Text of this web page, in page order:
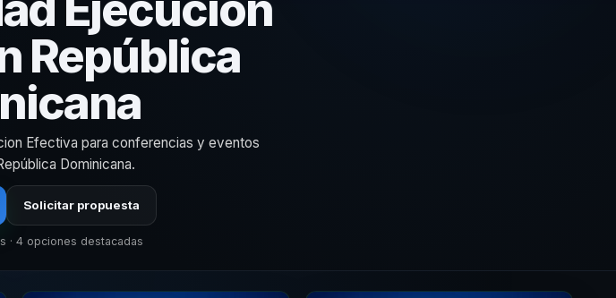
República
Efectiva para conferencias y eventos
Dominicana.
Solicitar propuesta
· 4 opciones destacadas